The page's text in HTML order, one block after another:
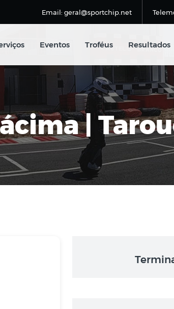
Email: geral@sportchip.net
Eventos Troféus Resultados
|